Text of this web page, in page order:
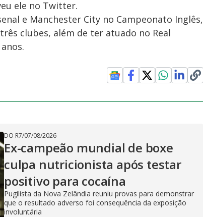
ele no Twitter.
e Manchester City no Campeonato Inglês,
clubes, além de ter atuado no Real
DO R7/07/08/2026
Ex-campeão mundial de boxe
culpa nutricionista após testar
positivo para cocaína
Pugilista da Nova Zelândia reuniu provas para demonstrar
que o resultado adverso foi consequência da exposição
involuntária